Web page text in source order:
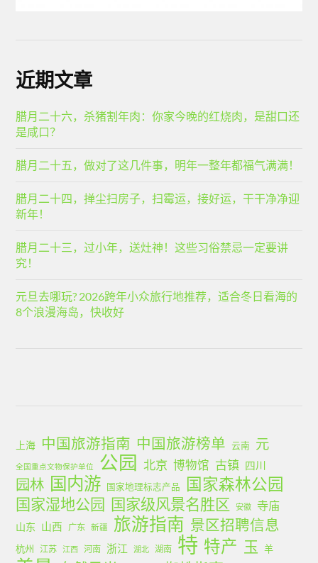
近期文章
腊月二十六，杀猪割年肉：你家今晚的红烧肉，是甜口还
是咸口？
腊月二十五，做对了这几件事，明年一整年都福气满满！
腊月二十四，掸尘扫房子，扫霉运，接好运，干干净净迎
新年！
腊月二十三，过小年，送灶神！这些习俗禁忌一定要讲
究！
元旦去哪玩? 2026跨年小众旅行地推荐，适合冬日看海的
8个浪漫海岛，快收好
上海 中国旅游指南 中国旅游榜单 云南 元
全国重点文物保护单位 公园 北京 博物馆 古镇 四川
园林 国内游 国家地理标志产品 国家森林公园
国家湿地公园 国家级风景名胜区 安徽 寺庙
山东 山西 广东 新疆 旅游指南 景区招聘信息
杭州 江苏 江西 河南 浙江 湖北 湖南 特 特产 玉 羊